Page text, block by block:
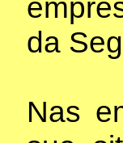
da
Nas